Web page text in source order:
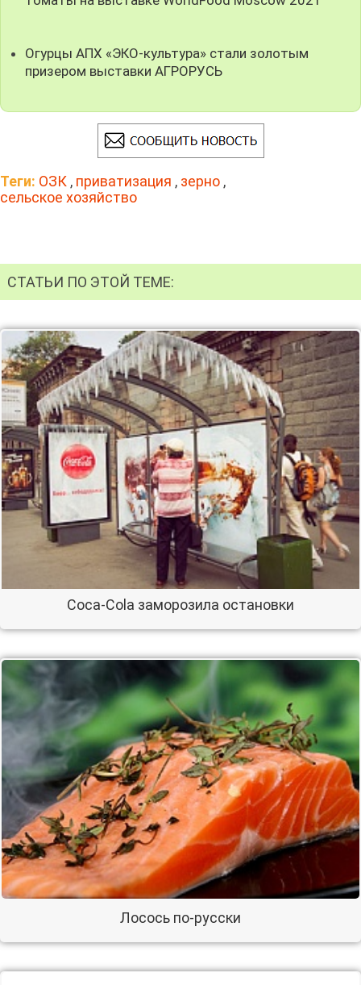
Огурцы АПХ «ЭКО-культура» стали золотым
призером выставки АГРОРУСЬ
Теги: ОЗК , приватизация , зерно ,
сельское хозяйство
СТАТЬИ ПО ЭТОЙ ТЕМЕ:
Сoca-Cola заморозила остановки
Лосось по-русски